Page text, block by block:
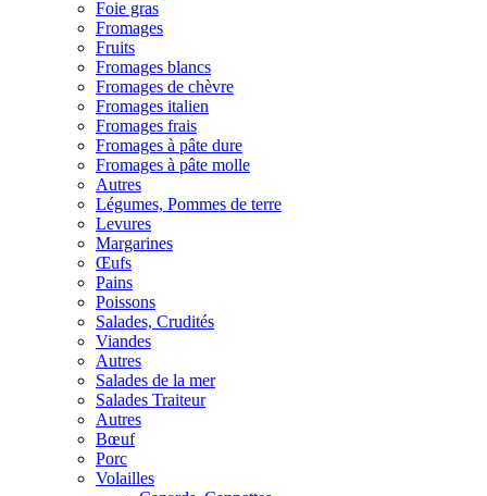
Foie gras
Fromages
Fruits
Fromages blancs
Fromages de chèvre
Fromages italien
Fromages frais
Fromages à pâte dure
Fromages à pâte molle
Autres
Légumes, Pommes de terre
Levures
Margarines
Œufs
Pains
Poissons
Salades, Crudités
Viandes
Autres
Salades de la mer
Salades Traiteur
Autres
Bœuf
Porc
Volailles